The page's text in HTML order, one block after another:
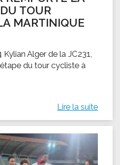
TOUR
MARTINIQUE
Alger de la JC231,
du tour cycliste à
Lire la suite